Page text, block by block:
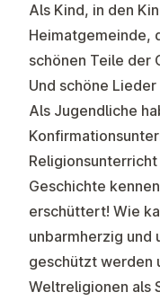
Als Kind, in den
Heimatgemeinde,
schönen Teile der
Und schöne
Als Jugendliche
Geschichte
erschüttert! Wie
unbarmherzig
geschützt werden
Weltreligionen als